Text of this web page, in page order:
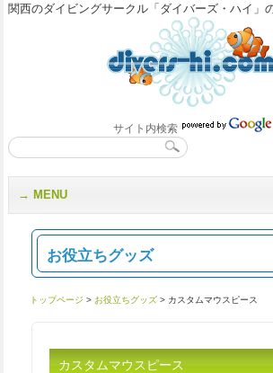
関西のダイビングサークル「ダイバーズ・ハイ」
サイト内検索
MENU
お役立ちグッズ
トップページ > お役立ちグッズ> カスタムマウスピース
カスタムマウスピース